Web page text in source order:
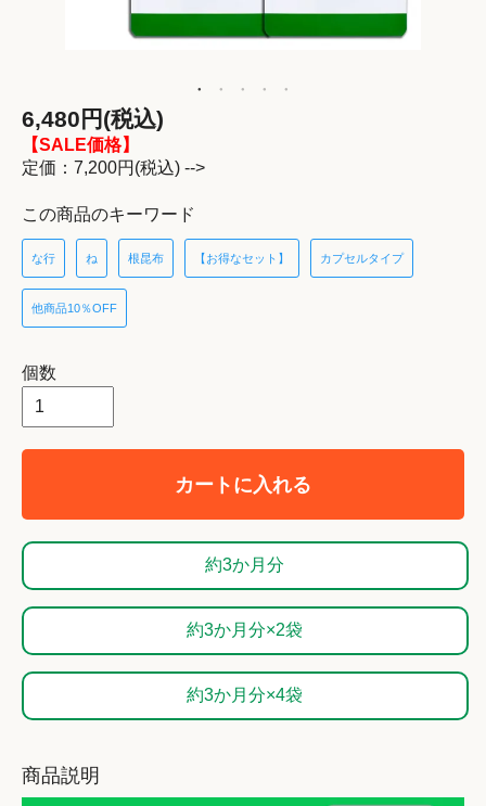
6,480円(税込)
【SALE価格】
定価：7,200円(税込) -->
この商品のキーワード
な行 ね 根昆布 【お得なセット】 カプセルタイプ
他商品10％OFF
個数
カートに入れる
約3か月分
約3か月分×2袋
約3か月分×4袋
商品説明